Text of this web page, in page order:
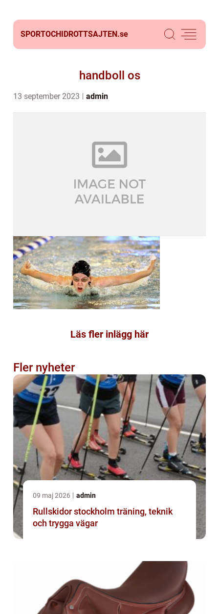
SPORTOCHIDROTTSAJTEN.se
handboll os
13 september 2023 admin
Läs fler inlägg här
Fler nyheter
09 maj 2026 admin
Rullskidor stockholm träning, teknik
och trygga vägar